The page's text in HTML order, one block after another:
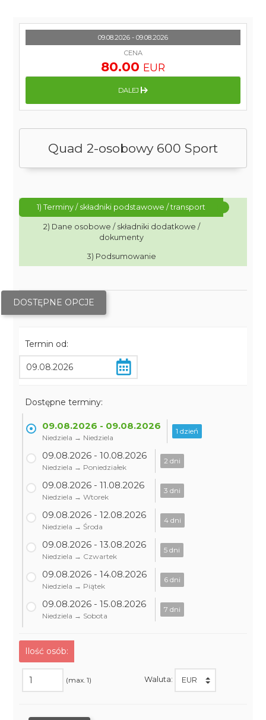
Quad 2-osobowy 600 Sport
1) Terminy / składniki podstawowe / transport
2) Dane osobowe / składniki dodatkowe /
dokumenty
3) Podsumowanie
DOSTĘPNE OPCJE
Termin od:
Dostępne terminy:
09.08.2026 - 09.08.2026
Niedziela → Niedziela
1 dzień
09.08.2026 - 10.08.2026
Niedziela → Poniedziałek
2 dni
09.08.2026 - 11.08.2026
Niedziela → Wtorek
3 dni
09.08.2026 - 12.08.2026
Niedziela → Środa
4 dni
09.08.2026 - 13.08.2026
Niedziela → Czwartek
5 dni
09.08.2026 - 14.08.2026
Niedziela → Piątek
6 dni
09.08.2026 - 15.08.2026
Niedziela → Sobota
7 dni
Ilość osób:
(max. 1) Waluta:
09.08.2026 - 09.08.2026
CENA
80.00 EUR
DALEJ